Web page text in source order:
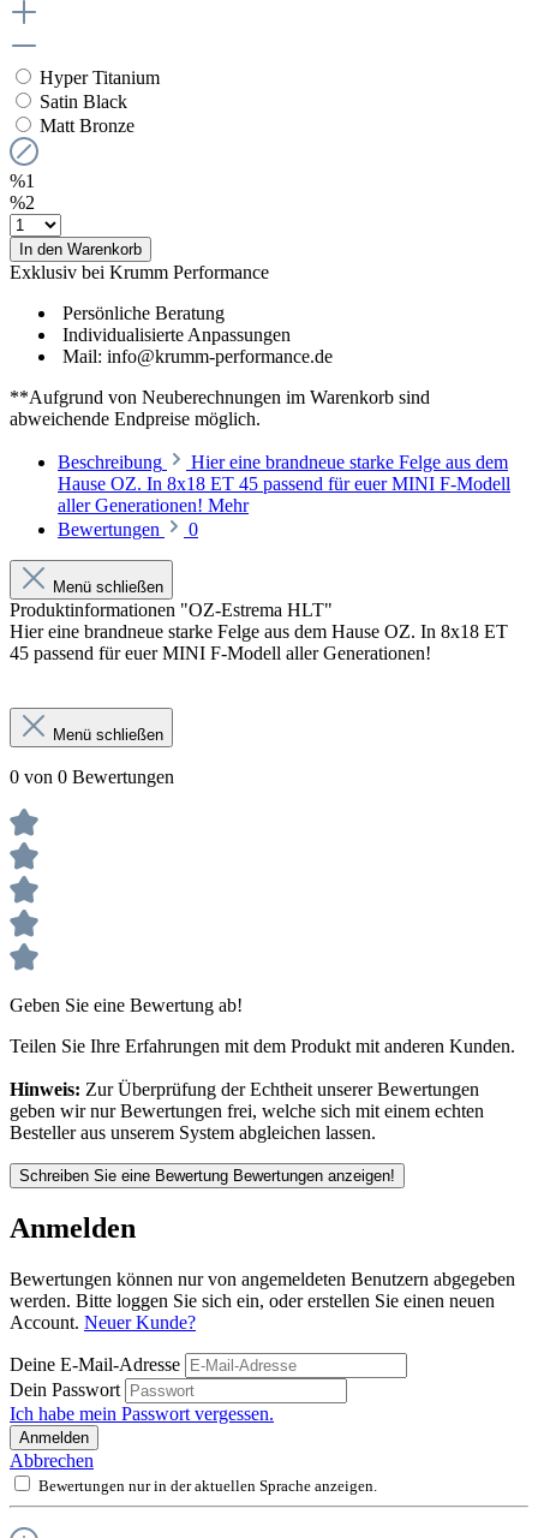
Hyper Titanium
Satin Black
Matt Bronze
%1
%2
In den Warenkorb
Exklusiv bei Krumm Performance
Persönliche Beratung
Individualisierte Anpassungen
Mail: info@krumm-performance.de
**Aufgrund von Neuberechnungen im Warenkorb sind
abweichende Endpreise möglich.
Beschreibung
Hier eine brandneue starke Felge aus dem
Hause OZ. In 8x18 ET 45 passend für euer MINI F-Modell
aller Generationen! Mehr
Bewertungen
0
Menü schließen
Produktinformationen "OZ-Estrema HLT"
Hier eine brandneue starke Felge aus dem Hause OZ. In 8x18 ET
45 passend für euer MINI F-Modell aller Generationen!
Menü schließen
0 von 0 Bewertungen
Geben Sie eine Bewertung ab!
Teilen Sie Ihre Erfahrungen mit dem Produkt mit anderen Kunden.
Hinweis: Zur Überprüfung der Echtheit unserer Bewertungen
geben wir nur Bewertungen frei, welche sich mit einem echten
Besteller aus unserem System abgleichen lassen.
Schreiben Sie eine Bewertung Bewertungen anzeigen!
Anmelden
Bewertungen können nur von angemeldeten Benutzern abgegeben
werden. Bitte loggen Sie sich ein, oder erstellen Sie einen neuen
Account. Neuer Kunde?
Deine E-Mail-Adresse
Dein Passwort
Ich habe mein Passwort vergessen.
Anmelden
Abbrechen
Bewertungen nur in der aktuellen Sprache anzeigen.